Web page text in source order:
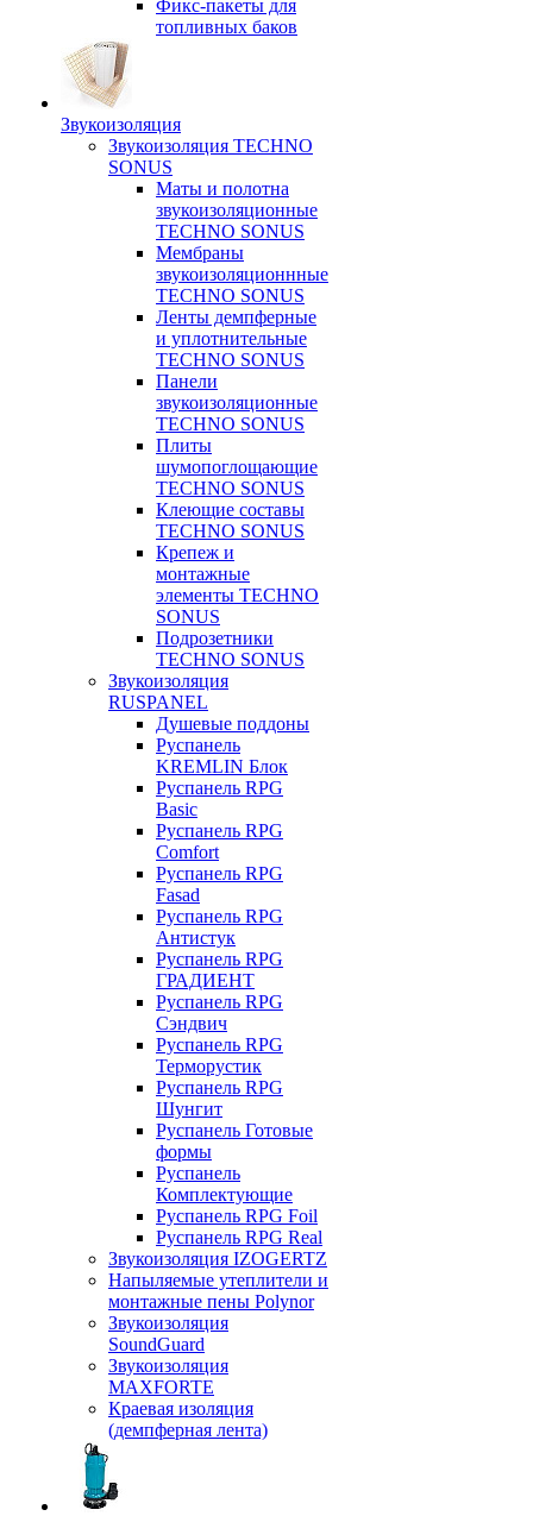
Фикс-пакеты для
топливных баков
Звукоизоляция
Звукоизоляция TECHNO
SONUS
Маты и полотна
звукоизоляционные
TECHNO SONUS
Мембраны
звукоизоляционнные
TECHNO SONUS
Ленты демпферные
и уплотнительные
TECHNO SONUS
Панели
звукоизоляционные
TECHNO SONUS
Плиты
шумопоглощающие
TECHNO SONUS
Клеющие составы
TECHNO SONUS
Крепеж и
монтажные
элементы TECHNO
SONUS
Подрозетники
TECHNO SONUS
Звукоизоляция
RUSPANEL
Душевые поддоны
Руспанель
KREMLIN Блок
Руспанель RPG
Basic
Руспанель RPG
Comfort
Руспанель RPG
Fasad
Руспанель RPG
Антистук
Руспанель RPG
ГРАДИЕНТ
Руспанель RPG
Сэндвич
Руспанель RPG
Терморустик
Руспанель RPG
Шунгит
Руспанель Готовые
формы
Руспанель
Комплектующие
Руспанель RPG Foil
Руспанель RPG Real
Звукоизоляция IZOGERTZ
Напыляемые утеплители и
монтажные пены Polynor
Звукоизоляция
SoundGuard
Звукоизоляция
MAXFORTE
Краевая изоляция
(демпферная лента)